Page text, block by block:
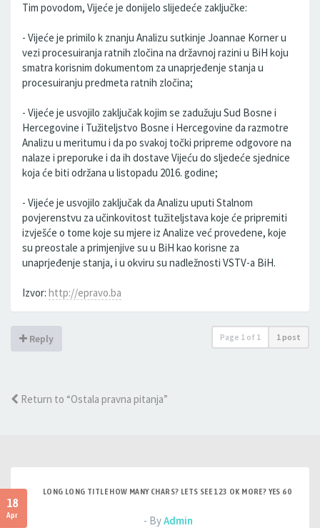
Tim povodom, Vijeće je donijelo slijedeće zaključke:
- Vijeće je primilo k znanju Analizu sutkinje Joannae Korner u
vezi procesuiranja ratnih zločina na državnoj razini u BiH koju
smatra korisnim dokumentom za unaprjeđenje stanja u
procesuiranju predmeta ratnih zločina;
- Vijeće je usvojilo zaključak kojim se zadužuju Sud Bosne i
Hercegovine i Tužiteljstvo Bosne i Hercegovine da razmotre
Analizu u meritumu i da po svakoj točki pripreme odgovore na
nalaze i preporuke i da ih dostave Vijeću do sljedeće sjednice
koja će biti održana u listopadu 2016. godine;
- Vijeće je usvojilo zaključak da Analizu uputi Stalnom
povjerenstvu za učinkovitost tužiteljstava koje će pripremiti
izvješće o tome koje su mjere iz Analize već provedene, koje
su preostale a primjenjive su u BiH kao korisne za
unaprjeđenje stanja, i u okviru su nadležnosti VSTV-a BiH.
Izvor: http://epravo.ba
Reply Page 1 of 1 1 post
Return to “Ostala pravna pitanja”
18
Apr
LONG LONG TITLE HOW MANY CHARS? LETS SEE 123 OK MORE? YES 60
- ByAdmin